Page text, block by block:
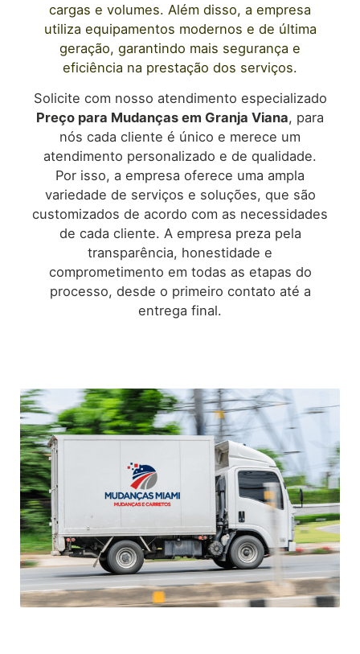
cargas e volumes. Além disso, a empresa
utiliza equipamentos modernos e de última
geração, garantindo mais segurança e
eficiência na prestação dos serviços.
Solicite com nosso atendimento especializado
Preço para Mudanças em Granja Viana, para
nós cada cliente é único e merece um
atendimento personalizado e de qualidade.
Por isso, a empresa oferece uma ampla
variedade de serviços e soluções, que são
customizados de acordo com as necessidades
de cada cliente. A empresa preza pela
transparência, honestidade e
comprometimento em todas as etapas do
processo, desde o primeiro contato até a
entrega final.